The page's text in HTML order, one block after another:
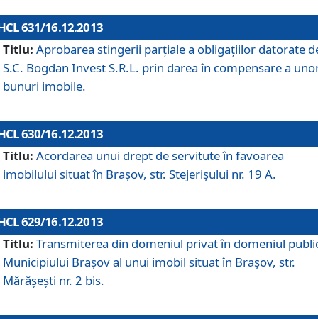
631/16.12.2013
Titlu: Aprobarea stingerii parţiale a obligaţiilor datorate
S.C. Bogdan Invest S.R.L. prin darea în compensare a
bunuri imobile.
630/16.12.2013
Titlu: Acordarea unui drept de servitute în favoarea
imobilului situat în Braşov, str. Stejerişului nr. 19 A.
629/16.12.2013
Titlu: Transmiterea din domeniul privat în domeniul
Municipiului Braşov al unui imobil situat în Braşov, str.
Mărăşeşti nr. 2 bis.